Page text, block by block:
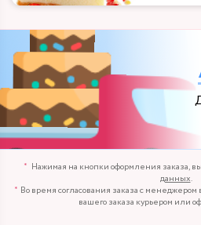
Нажимая на кнопки оформления заказа,
данных.
Во время согласования заказа с менеджером
вашего заказа курьером или